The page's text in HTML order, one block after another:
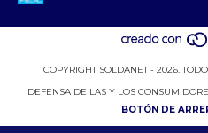
COPYRIGHT SOLDANET - 2026.
DEFENSA DE LAS Y LOS
BOTÓN DE